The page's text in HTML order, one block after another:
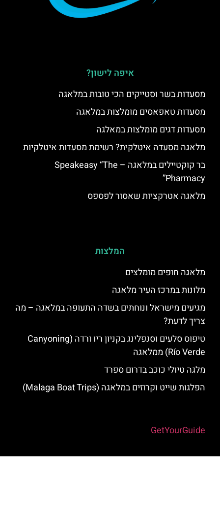
איפה לישון?
מסעדות בשר וסטייקים הכי טובות במלאגה
מסעדות טאפאסים מומלצות במלאגה
מסעדות דגים מומלצות במאלגה
מלאגה מסעדה איטלקית? רשימת מסעדות איטלקיות
בר קוקטיילים במלאגה – Speakeasy “The
Pharmacy”
מלאגה אטרקציות שאסור לפספס
המלצות
מלאגה חופים מומלצים
מלונות במרכז העיר מלאגה
מגיעים מישראל ונוחתים בשדה התעופה במלאגה – מה
צריך לדעת?
טיפוס סלעים וסנפלינג בקניון ריו ורדה (Canyoning
Río Verde) ממלאגה
מלגה טיולי כוכב בדרום ספרד
הפלגות שייט וקרוזים במלאגה (Malaga Boat Trips)
GetYourGuide